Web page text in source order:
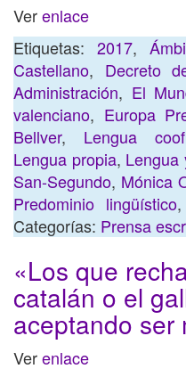
Verenlace
Etiquetas: 2017,
Castellano, Decreto
Administración, El
valenciano, Europa
Bellver, Lengua
Lengua propia, Lengua
San-Segundo, Mónica
Predominio lingüístico,
Categorías: Prensa
«Los que
catalán o el
aceptando ser
Verenlace